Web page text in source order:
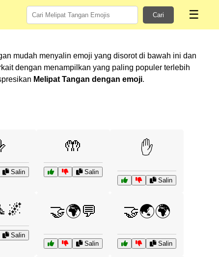
Cari ☰
mudah menyalin emoji yang disorot di bawah ini dan
dengan menampilkan yang paling populer terlebih
Melipat Tangan dengan emoji.
Salin
🤲
Salin
✋
Salin
Salin
🤝🌍💬
Salin
🤝🌏🌍
Salin